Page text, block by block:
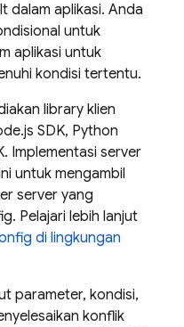
dalam aplikasi. Anda
untuk
aplikasi untuk
kondisi tertentu.
library klien
SDK, Python
Implementasi server
untuk mengambil
server yang
. Pelajari lebih lanjut
di lingkungan
parameter, kondisi,
konflik